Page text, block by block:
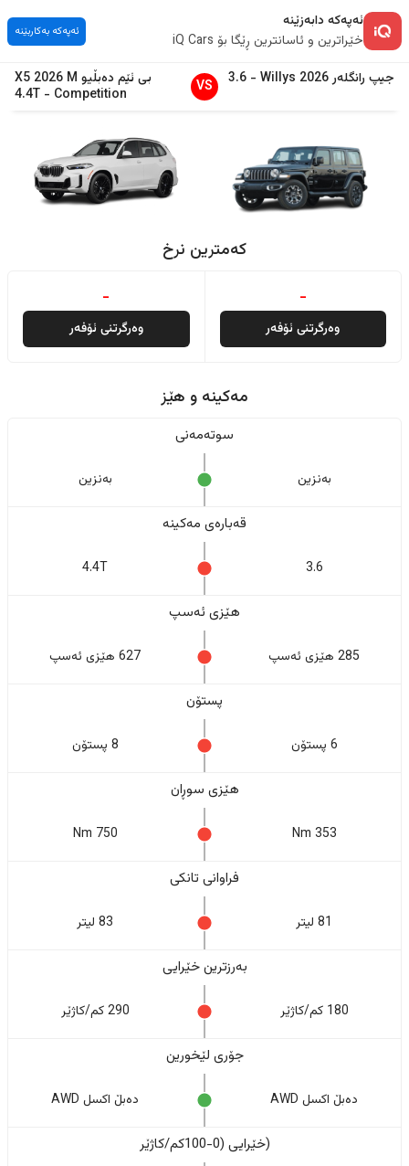
ئەپەکە دابەزێنە
خێراترین و ئاسانترین ڕێگا بۆ iQ Cars
ئەپەکە بەکاربێنە
جیپ رانگلەر2026
Willys
-
3.6
VS بی ئێم دەبڵیو X5 2026 M
Competition
-
4.4T
کەمترین نرخ
-
وەرگرتنی ئۆفەر
-
وەرگرتنی ئۆفەر
مەکینە و هێز
سوتەمەنی
بەنزین بەنزین
قەبارەی مەکینە
3.6
4.4T
هێزی ئەسپ
285 هێزی ئەسپ 627 هێزی ئەسپ
پستۆن
6 پستۆن 8 پستۆن
هێزی سوڕان
353 Nm
750 Nm
فراوانی تانکی
81 لیتر 83 لیتر
بەرزترین خێرایی
180 کم/کاژێر 290 کم/کاژێر
جۆری لێخورین
دەبڵ اکسل AWD دەبڵ اکسل AWD
(خێرایی (0-100کم/کاژێر